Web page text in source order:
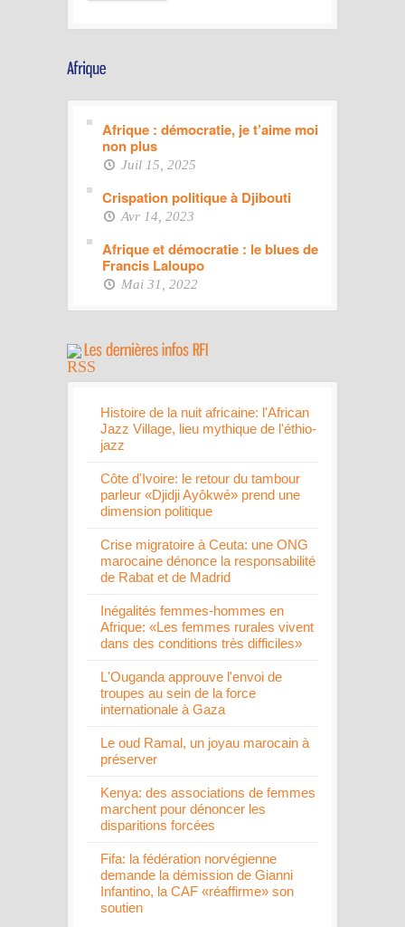
Afrique : démocratie, je t’aime moi
non plus
Juil 15, 2025
Crispation politique à Djibouti
Avr 14, 2023
Afrique et démocratie : le blues de
Francis Laloupo
Mai 31, 2022
Histoire de la nuit africaine: l'African
Jazz Village, lieu mythique de l'éthio-
jazz
Côte d'Ivoire: le retour du tambour
parleur «Djidji Ayôkwé» prend une
dimension politique
Crise migratoire à Ceuta: une ONG
marocaine dénonce la responsabilité
de Rabat et de Madrid
Inégalités femmes-hommes en
Afrique: «Les femmes rurales vivent
dans des conditions très difficiles»
L'Ouganda approuve l'envoi de
troupes au sein de la force
internationale à Gaza
Le oud Ramal, un joyau marocain à
préserver
Kenya: des associations de femmes
marchent pour dénoncer les
disparitions forcées
Fifa: la fédération norvégienne
demande la démission de Gianni
Infantino, la CAF «réaffirme» son
soutien